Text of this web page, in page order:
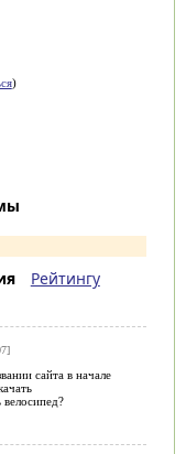
)
Рейтингу
сайта в начале